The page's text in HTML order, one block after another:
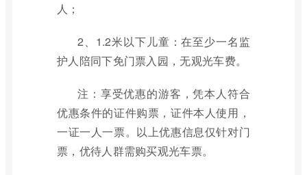
人；
2、1.2米以下儿童：在至少一名监
护人陪同下免门票入园，无观光车费。
注：享受优惠的游客，凭本人符合
优惠条件的证件购票，证件本人使用，
一证一人一票。以上优惠信息仅针对门
票，优待人群需购买观光车票。